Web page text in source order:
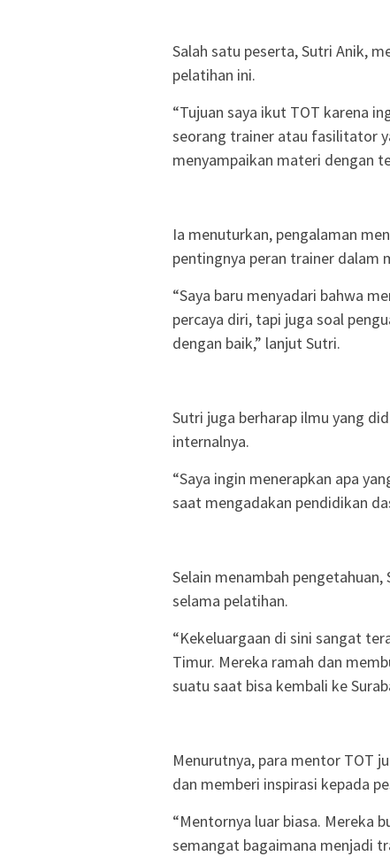
Salah satu peserta, Sutri Anik,
pelatihan ini.
“Tujuan saya ikut TOT karena
seorang trainer atau fasilitator
menyampaikan materi dengan
Ia menuturkan, pengalaman
pentingnya peran trainer dalam
“Saya baru menyadari bahwa
percaya diri, tapi juga soal
dengan baik,” lanjut Sutri.
Sutri juga berharap ilmu yang
internalnya.
“Saya ingin menerapkan apa
saat mengadakan pendidikan
Selain menambah
selama pelatihan.
“Kekeluargaan di sini sangat
Timur. Mereka ramah dan
suatu saat bisa kembali ke
Menurutnya, para mentor TOT
dan memberi inspirasi kepada
“Mentornya luar biasa. Mereka
semangat bagaimana menjadi